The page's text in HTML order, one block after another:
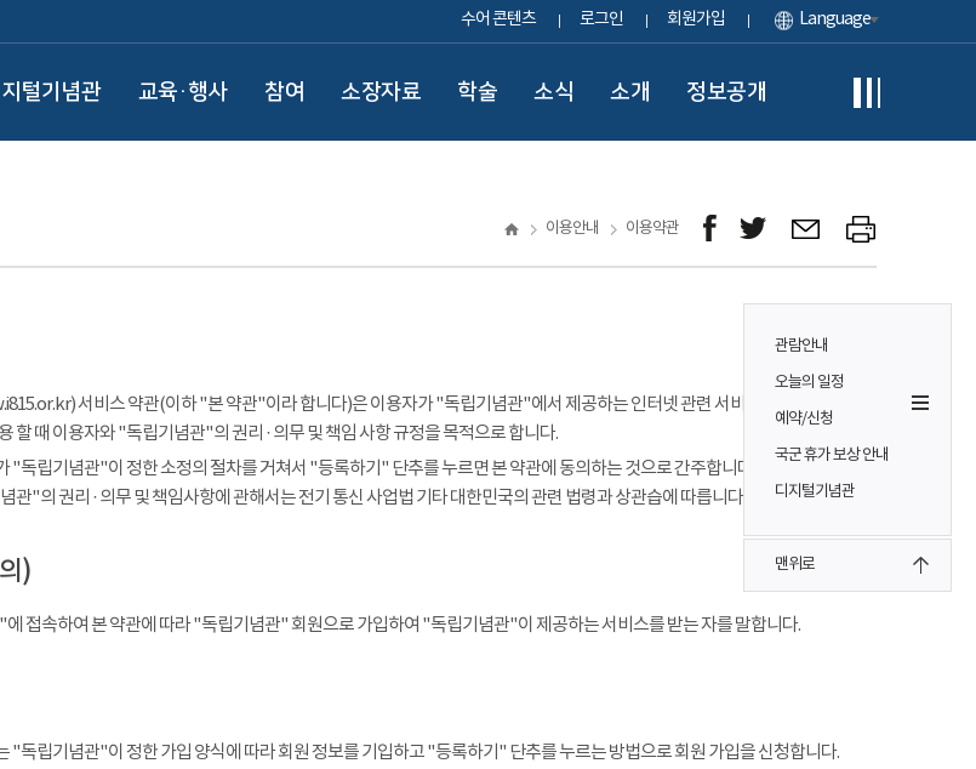
수어 콘텐츠 로그인 회원가입 Language
털기념관 교육·행사 참여 소장자료 학술 소식 소개 정보공개
관람안내
오늘의 일정
예약/신청
국군 휴가 보상 안내
디지털기념관
맨위로
이용안내 이용약관
서비스 약관(이하 "본 약관"이라 합니다)은 이용자가 "독립기념관"에서 제공하는 인터넷 관련 서비스(이하
할 때 이용자와 "독립기념관"의 권리 · 의무 및 책임 사항 규정을 목적으로 합니다.
"독립기념관"이 정한 소정의 절차를 거쳐서 "등록하기" 단추를 누르면 본 약관에 동의하는 것으로 간주합니다. 본 약관에 정하는
관"의 권리 · 의무 및 책임사항에 관해서는 전기 통신 사업법 기타 대한민국의 관련 법령과 상관습에 따릅니다.
)
접속하여 본 약관에 따라 "독립기념관" 회원으로 가입하여 "독립기념관"이 제공하는 서비스를 받는 자를 말합니다.
"독립기념관"이 정한 가입 양식에 따라 회원 정보를 기입하고 "등록하기" 단추를 누르는 방법으로 회원 가입을 신청합니다.